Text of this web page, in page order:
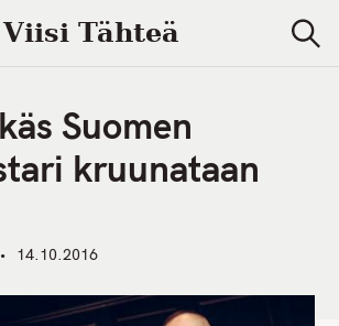
Viisi Tähteä
e
Suomen
kruunataan
14.10.2016